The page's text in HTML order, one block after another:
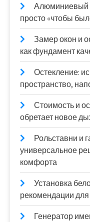
Алюминиевый
просто «чтобы
Замер окон и
как фундамент
Остекление:
пространство,
Стоимость и
обретает новое
Рольставни и
универсальное
комфорта
Установка
рекомендации
Генератор